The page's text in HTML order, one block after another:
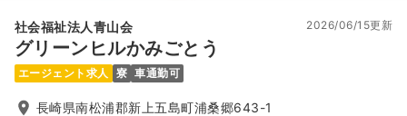
社会福祉法人青山会
グリーンヒルかみごとう
2026/06/15更新
エージェント求人 寮 車通勤可
長崎県南松浦郡新上五島町浦桑郷643-1